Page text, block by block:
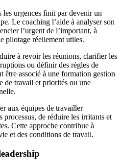
les urgences finit par devenir un
Le coaching l’aide à analyser son
l’urgent de l’important, à
pilotage réellement utiles.
à revoir les réunions, clarifier les
ou définir des règles de
être associé à une formation gestion
de travail et priorités ou une
aux équipes de travailler
processus, de réduire les irritants et
Cette approche contribue à
et des conditions de travail.